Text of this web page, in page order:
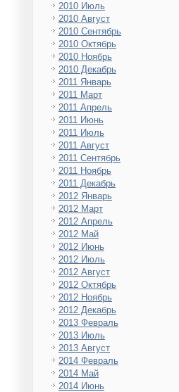
2010 Июль
2010 Август
2010 Сентябрь
2010 Октябрь
2010 Ноябрь
2010 Декабрь
2011 Январь
2011 Март
2011 Апрель
2011 Июнь
2011 Июль
2011 Август
2011 Сентябрь
2011 Ноябрь
2011 Декабрь
2012 Январь
2012 Март
2012 Апрель
2012 Май
2012 Июнь
2012 Июль
2012 Август
2012 Октябрь
2012 Ноябрь
2012 Декабрь
2013 Февраль
2013 Июль
2013 Август
2014 Февраль
2014 Май
2014 Июнь